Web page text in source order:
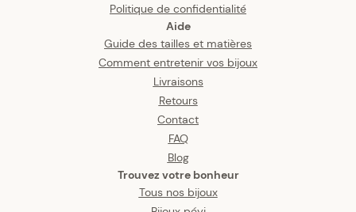
Politique de confidentialité
Aide
Guide des tailles et matières
Comment entretenir vos bijoux
Livraisons
Retours
Contact
FAQ
Blog
Trouvez votre bonheur
Tous nos bijoux